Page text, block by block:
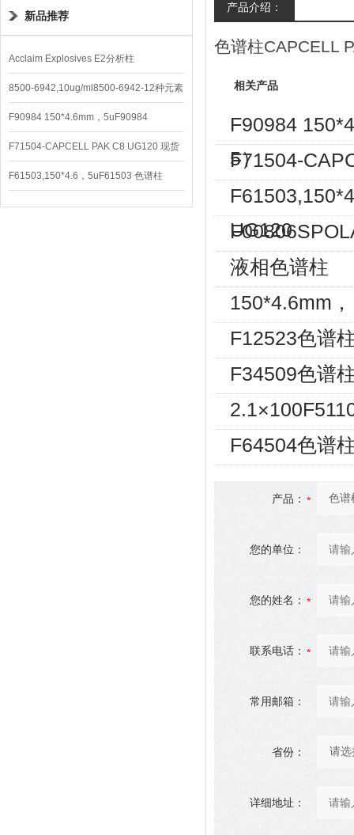
新品推荐
Acclaim Explosives E2分析柱
8500-6942,10ug/ml8500-6942-12种元素
混合校准液
F90984 150*4.6mm，5uF90984
CAPCELL PAK C8 DD （S-5）
F71504-CAPCELL PAK C8 UG120 现货
3600/支
F61503,150*4.6，5uF61503 色谱柱
CAPCELL PAK C18 UG120
产品介绍：
色谱柱CAPCELL
相关产品
F90984
5）
F71504-
UG120
液相色谱柱
150*4.6mm
F12523色谱
F34509色谱
F64504色谱
产品：
您的单位：
您的姓名：
联系电话：
常用邮箱：
省份：
详细地址：